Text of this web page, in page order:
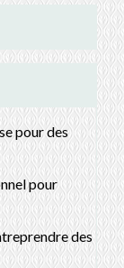
pour des
pour
des